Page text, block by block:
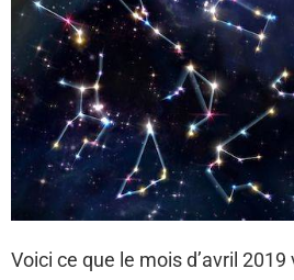
Voici ce que le mois d’avril